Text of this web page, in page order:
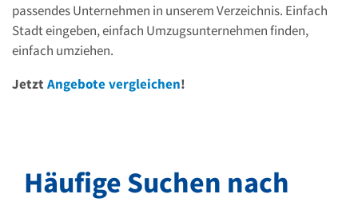
passendes Unternehmen in unserem Verzeichnis. Einfach
Stadt eingeben, einfach Umzugsunternehmen finden,
einfach umziehen.
Jetzt Angebote vergleichen!
Häufige Suchen nach